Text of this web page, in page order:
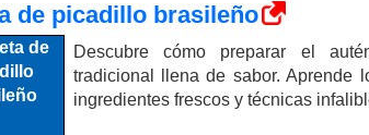
de picadillo brasileño
Descubre cómo preparar el
tradicional llena de sabor. Aprende
ingredientes frescos y técnicas